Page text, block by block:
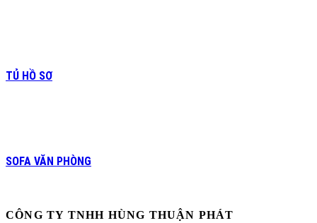
TỦ HỒ SƠ
SOFA VĂN PHÒNG
CÔNG TY TNHH HÙNG THUẬN PHÁT